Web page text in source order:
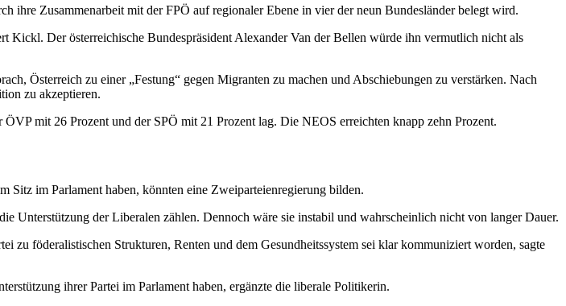
ihre Zusammenarbeit mit der FPÖ auf regionaler Ebene in vier der neun Bundesländer belegt wird.
Der österreichische Bundespräsident Alexander Van der Bellen würde ihn vermutlich nicht als
Österreich zu einer „Festung“ gegen Migranten zu machen und Abschiebungen zu verstärken. Nach
zu akzeptieren.
mit 26 Prozent und der SPÖ mit 21 Prozent lag. Die NEOS erreichten knapp zehn Prozent.
Sitz im Parlament haben, könnten eine Zweiparteienregierung bilden.
Unterstützung der Liberalen zählen. Dennoch wäre sie instabil und wahrscheinlich nicht von langer Dauer.
zu föderalistischen Strukturen, Renten und dem Gesundheitssystem sei klar kommuniziert worden, sagte
ihrer Partei im Parlament haben, ergänzte die liberale Politikerin.